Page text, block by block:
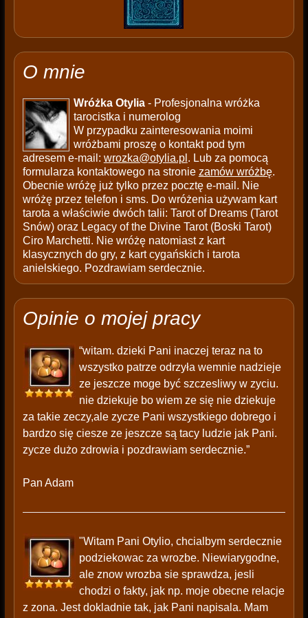
O mnie
Wróżka Otylia- Profesjonalna wróżka
tarocistka i numerolog
W przypadku zainteresowania moimi
wróżbami proszę o kontakt pod tym
adresem e-mail: wrozka@otylia.pl . Lub za pomocą
formularza kontaktowego na stronie zamów wróżbę.
Obecnie wróżę już tylko przez pocztę e-mail. Nie
wróżę przez telefon i sms. Do wróżenia używam kart
tarota a właściwie dwóch talii: Tarot of Dreams (Tarot
Snów) oraz Legacy of the Divine Tarot (Boski Tarot)
Ciro Marchetti. Nie wróżę natomiast z kart
klasycznych do gry, z kart cygańskich i tarota
anielskiego. Pozdrawiam serdecznie.
Opinie o mojej pracy
“witam. dzieki Pani inaczej teraz na to
wszystko patrze odrzyła wemnie nadzieje
ze jeszcze moge być szczesliwy w zyciu.
nie dziekuje bo wiem ze się nie dziekuje
za takie zeczy,ale zycze Pani wszystkiego dobrego i
bardzo się ciesze ze jeszcze są tacy ludzie jak Pani.
zycze dużo zdrowia i pozdrawiam serdecznie.”
Pan Adam
"Witam Pani Otylio, chcialbym serdecznie
podziekowac za wrozbe. Niewiarygodne,
ale znow wrozba sie sprawdza, jesli
chodzi o fakty, jak np. moje obecne relacje
z zona. Jest dokladnie tak, jak Pani napisala. Mam